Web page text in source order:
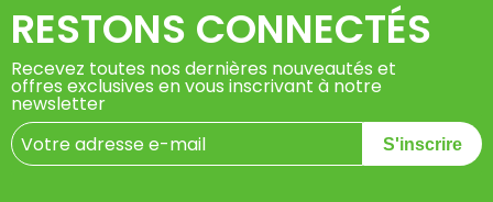
RESTONS CONNECTÉS
Recevez toutes nos dernières nouveautés et
offres exclusives en vous inscrivant à notre
newsletter
S'inscrire